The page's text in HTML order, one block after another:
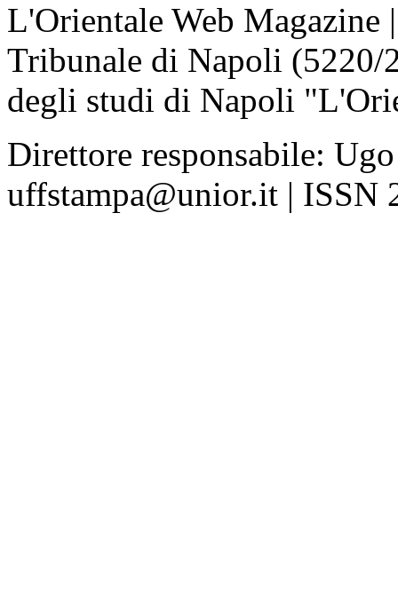
L'Orientale Web Magazine
Tribunale di Napoli
degli studi di Napoli
Direttore responsabile:
uffstampa@unior.it | ISSN